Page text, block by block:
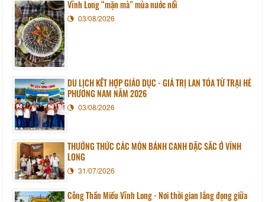
Vĩnh Long “mặn mà” mùa nước nổi
03/08/2026
DU LỊCH KẾT HỢP GIÁO DỤC - GIÁ TRỊ LAN TỎA TỪ TRẠI HÈ
PHƯƠNG NAM NĂM 2026
03/08/2026
THƯỞNG THỨC CÁC MÓN BÁNH CANH ĐẶC SẮC Ở VĨNH
LONG
31/07/2026
Công Thần Miếu Vĩnh Long - Nơi thời gian lắng đọng giữa